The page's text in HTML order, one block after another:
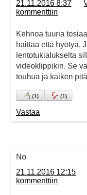
21.11.2016 8:37
kommenttiin
Kehnoa tuuria
haittaa että hyötyä.
lentotukialukselta
videoklippikin. Se
touhua ja kaiken
(1) (1)
Vastaa
No
21.11.2016 12:15
kommenttiin